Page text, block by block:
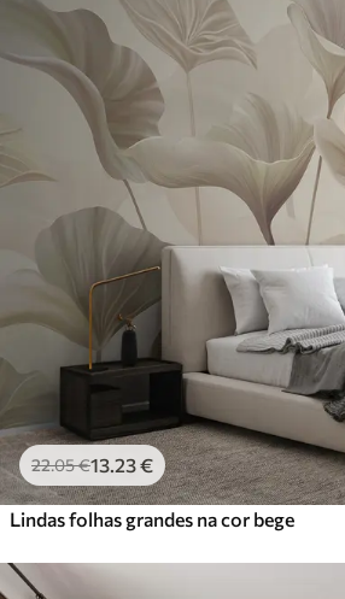
22.05€13.23€
Lindas folhas grandes na cor bege